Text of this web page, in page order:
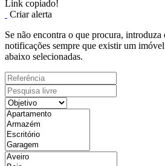
Link copiado!
Criar alerta
Se não encontra o que procura, introduza
notificações sempre que existir um
abaixo selecionadas.